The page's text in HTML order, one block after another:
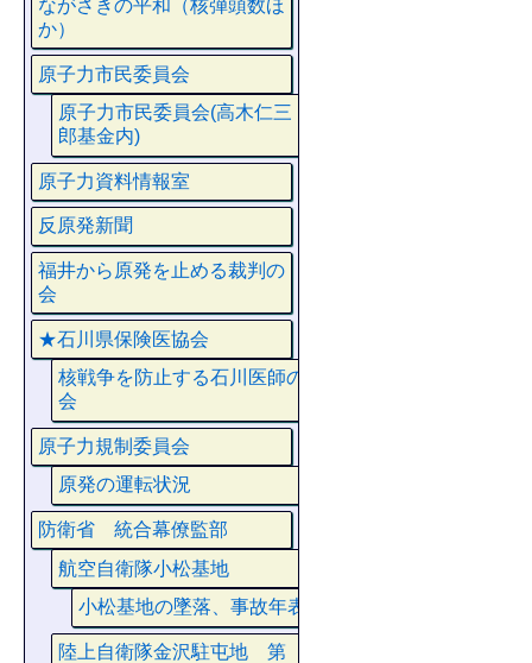
ながさきの平和（核弾頭数ほ
か）
原子力市民委員会
原子力市民委員会(高木仁三
郎基金内)
原子力資料情報室
反原発新聞
福井から原発を止める裁判の
会
★石川県保険医協会
核戦争を防止する石川医師の
会
原子力規制委員会
原発の運転状況
防衛省 統合幕僚監部
航空自衛隊小松基地
小松基地の墜落、事故年表
陸上自衛隊金沢駐屯地 第